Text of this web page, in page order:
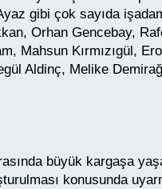
gibi çok sayıda
Orhan Gencebay,
Mahsun Kırmızıgül,
Aldinç, Melike
büyük kargaşa
konusunda